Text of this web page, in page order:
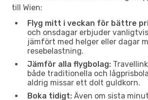
till Wien:
Flyg mitt i veckan för bättre
och onsdagar erbjuder
jämfört med helger eller dagar
resebelastning.
Jämför alla flygbolag:
både traditionella och
aldrig missar ett dolt guldkorn.
Boka tidigt: Även om sista